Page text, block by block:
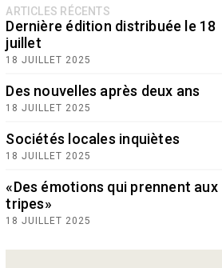
ARTICLES RÉCENTS
Dernière édition distribuée le 18
juillet
18 JUILLET 2025
Des nouvelles après deux ans
18 JUILLET 2025
Sociétés locales inquiètes
18 JUILLET 2025
«Des émotions qui prennent aux
tripes»
18 JUILLET 2025